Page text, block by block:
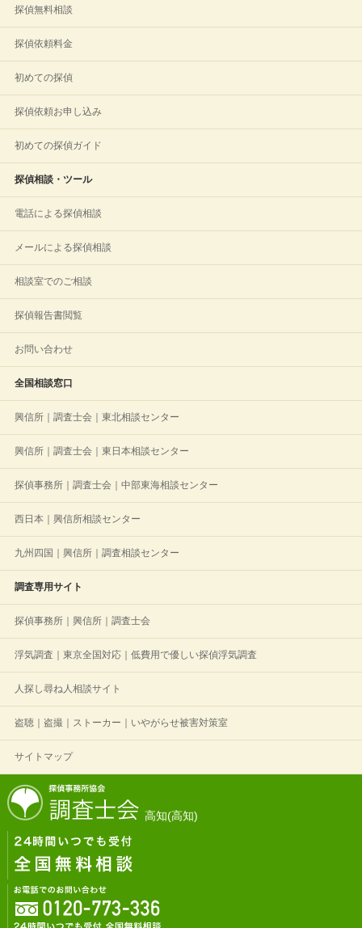
探偵無料相談
探偵依頼料金
初めての探偵
探偵依頼お申し込み
初めての探偵ガイド
探偵相談・ツール
電話による探偵相談
メールによる探偵相談
相談室でのご相談
探偵報告書閲覧
お問い合わせ
全国相談窓口
興信所｜調査士会｜東北相談センター
興信所｜調査士会｜東日本相談センター
探偵事務所｜調査士会｜中部東海相談センター
西日本｜興信所相談センター
九州四国｜興信所｜調査相談センター
調査専用サイト
探偵事務所｜興信所｜調査士会
浮気調査｜東京全国対応｜低費用で優しい探偵浮気調査
人探し尋ね人相談サイト
盗聴｜盗撮｜ストーカー｜いやがらせ被害対策室
サイトマップ
高知(高知)